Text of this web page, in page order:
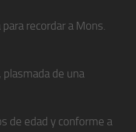
recordar a Mons.
de una
de edad y conforme a